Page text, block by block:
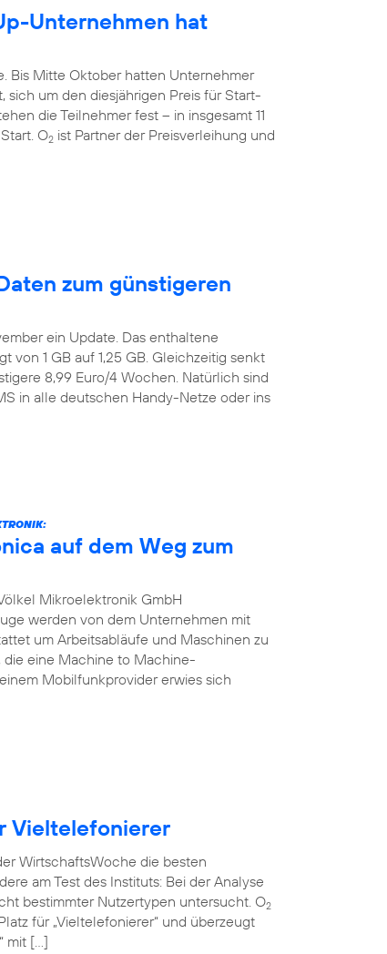
Unternehmen hat
Bis Mitte Oktober hatten Unternehmer
um den diesjährigen Preis für Start-
die Teilnehmer fest – in insgesamt 11
O2 ist Partner der Preisverleihung und
zum günstigeren
ein Update. Das enthaltene
von 1 GB auf 1,25 GB. Gleichzeitig senkt
8,99 Euro/4 Wochen. Natürlich sind
in alle deutschen Handy-Netze oder ins
auf dem Weg zum
Mikroelektronik GmbH
werden von dem Unternehmen mit
um Arbeitsabläufe und Maschinen zu
die eine Machine to Machine-
Mobilfunkprovider erwies sich
Vieltelefonierer
WirtschaftsWoche die besten
am Test des Instituts: Bei der Analyse
bestimmter Nutzertypen untersucht. O2
für „Vieltelefonierer“ und überzeugt
mit […]